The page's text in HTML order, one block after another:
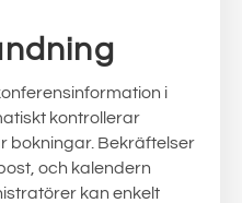
i
kontrollerar
bokningar. Bekräftelser
och kalendern
kan enkelt